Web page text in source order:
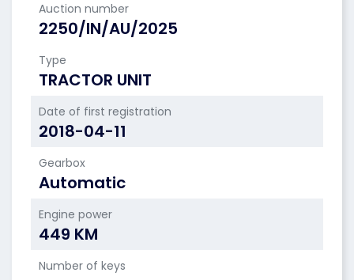
Auction number
2250/IN/AU/2025
Type
TRACTOR UNIT
Date of first registration
2018-04-11
Gearbox
Automatic
Engine power
449 KM
Number of keys